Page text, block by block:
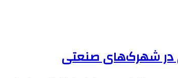
در شهرک‌های صنعتی